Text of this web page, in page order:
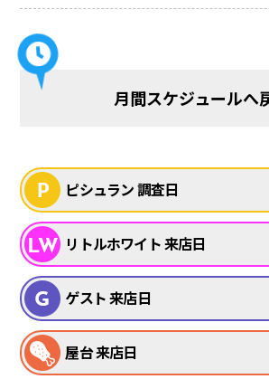
月間スケジュールへ
ピシュラン 調査日
リトルホワイト 来店日
ゲスト 来店日
屋台 来店日